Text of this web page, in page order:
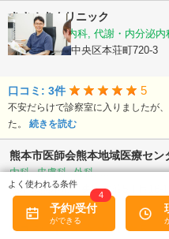
きさぬきクリニック
糖尿病内科, 内科, 代謝・内分泌
熊本県熊本市中央区本荘町720-3
口コミ: 3件 5
不安だらけで診察室に入りましたが
た。 続きを読む
熊本市医師会熊本地域医療セン
内科, 皮膚科, 外科, ...
熊本県熊本市中央区本荘5丁目16-10
口コミ: 2件 5
予約/受付
4